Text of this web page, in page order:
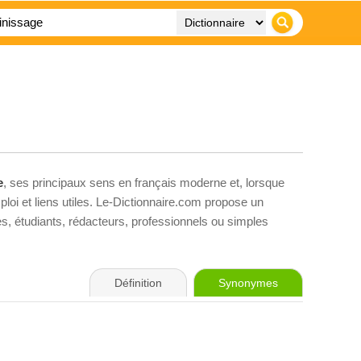
, ses principaux sens en français moderne et, lorsque
et liens utiles. Le-Dictionnaire.com propose un
étudiants, rédacteurs, professionnels ou simples
Définition Synonymes